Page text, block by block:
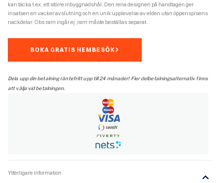
kan täcka t.ex. ett större inbyggnadshål. Den rena designen på handtagen ger
insatsen en vacker avslutning och en unik upplevelse av elden utan öppenspisens
nackdelar. Obs ram ingår ej ,ram måste beställas separat.
BOKA GRATIS HEMBESÖK
Dela upp din betalning räntefritt upp till 24 månader! Fler delbetalningsalternativ finns
att välja vid betalningen.
Ytterligare information